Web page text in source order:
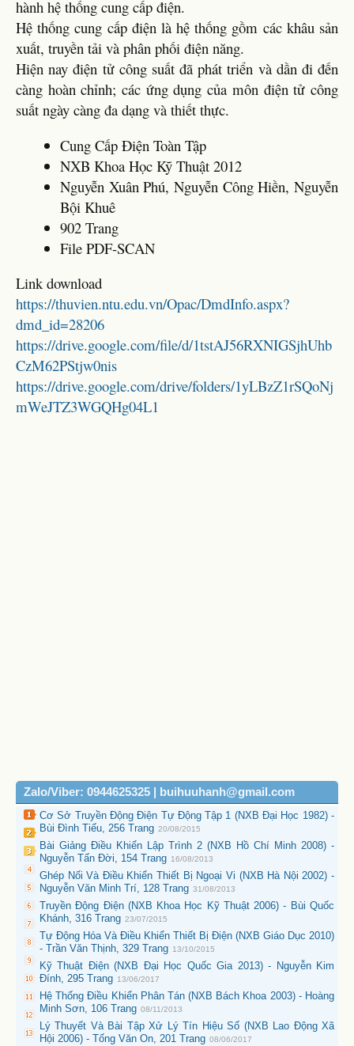
hành hệ thống cung cấp điện.
Hệ thống cung cấp điện là hệ thống gồm các khâu sản
xuất, truyền tải và phân phối điện năng.
Hiện nay điện tử công suất đã phát triển và dần đi đến
càng hoàn chỉnh; các ứng dụng của môn điện tử công
suất ngày càng đa dạng và thiết thực.
Cung Cấp Điện Toàn Tập
NXB Khoa Học Kỹ Thuật 2012
Nguyễn Xuân Phú, Nguyễn Công Hiền, Nguyễn
Bội Khuê
902 Trang
File PDF-SCAN
Link download
https://thuvien.ntu.edu.vn/Opac/DmdInfo.aspx?
dmd_id=28206
https://drive.google.com/file/d/1tstAJ56RXNIGSjhUhb
CzM62PStjw0nis
https://drive.google.com/drive/folders/1yLBzZ1rSQoNj
mWeJTZ3WGQHg04L1
Zalo/Viber: 0944625325 | buihuuhanh@gmail.com
Cơ Sở Truyền Động Điện Tự Động Tập 1 (NXB Đại Học 1982) -
Bùi Đình Tiếu, 256 Trang 20/08/2015
Bài Giảng Điều Khiển Lập Trình 2 (NXB Hồ Chí Minh 2008) -
Nguyễn Tấn Đời, 154 Trang 16/08/2013
Ghép Nối Và Điều Khiển Thiết Bị Ngoại Vi (NXB Hà Nội 2002) -
Nguyễn Văn Minh Trí, 128 Trang 31/08/2013
Truyền Động Điện (NXB Khoa Học Kỹ Thuật 2006) - Bùi Quốc
Khánh, 316 Trang 23/07/2015
Tự Động Hóa Và Điều Khiển Thiết Bị Điện (NXB Giáo Dục 2010)
- Trần Văn Thịnh, 329 Trang 13/10/2015
Kỹ Thuật Điện (NXB Đại Học Quốc Gia 2013) - Nguyễn Kim
Đính, 295 Trang 13/06/2017
Hệ Thống Điều Khiển Phân Tán (NXB Bách Khoa 2003) - Hoàng
Minh Sơn, 106 Trang 08/11/2013
Lý Thuyết Và Bài Tập Xử Lý Tín Hiệu Số (NXB Lao Động Xã
Hội 2006) - Tống Văn On, 201 Trang 08/06/2017